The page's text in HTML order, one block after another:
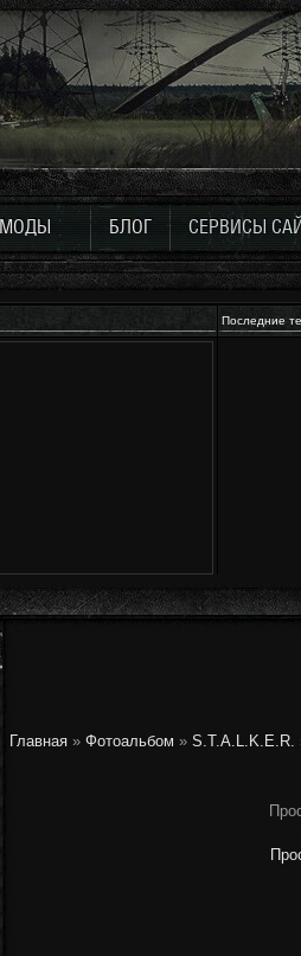
МОДЫ БЛОГ СЕРВИСЫ
Последние
Главная » Фотоальбом » S.T.A.L.K.E.R.